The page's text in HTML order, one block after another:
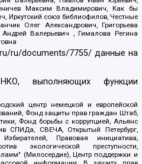
Максим Владимирович, Как бы
Иркутский союз библиофилов, Честные
Олег Александрович, Григорьева
Андрей Валерьевич , Гималова Регина
ru/documents/7755/ данные на
выполняющих функции
центр немецкой и европейской
Фонд защиты прав граждан Штаб,
Фонд борьбы с коррупцией, Альянс
СПИДа, СВЕЧА, Открытый Петербург,
Правовая инициатива,
экологической преступности,
(Милосердие), Центр поддержки и